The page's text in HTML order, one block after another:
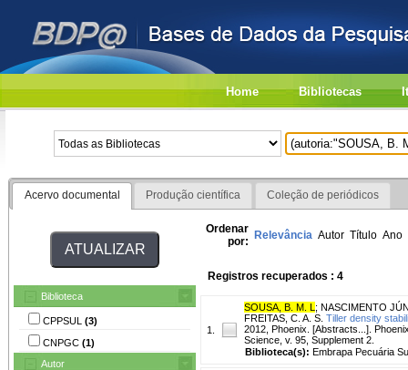
Home Bibliotecas
Acervo documental Produção científica Coleção de periódicos
Biblioteca
CPPSUL (3)
CNPGC (1)
Autor
Ordenar
por: Relevância Autor Título Ano
Registros recuperados : 4
1.
SOUSA, B. M. L ; NASCIMENTO
FREITAS, C. A. S. Tiller density
2012, Phoenix. [Abstracts...].
Science, v. 95, Supplement 2.
Biblioteca(s): Embrapa Pecuária